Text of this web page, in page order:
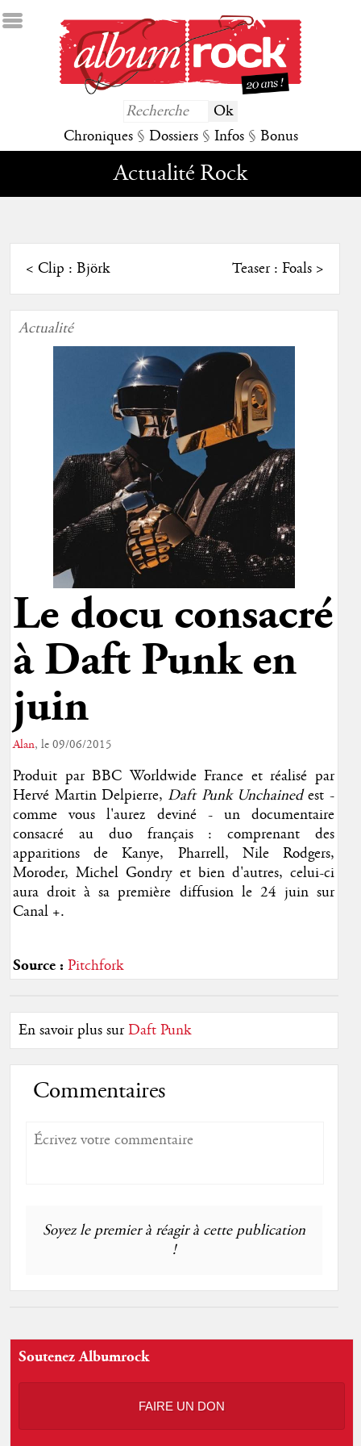
Chroniques § Dossiers § Infos § Bonus
Actualité Rock
< Clip : Björk Teaser : Foals>
Actualité
Le docu consacré
à Daft Punk en
juin
Alan, le 09/06/2015
Produit par BBC Worldwide France et réalisé par
Hervé Martin Delpierre, Daft Punk Unchainedest -
comme vous l'aurez deviné - un documentaire
consacré au duo français : comprenant des
apparitions de Kanye, Pharrell, Nile Rodgers,
Moroder, Michel Gondry et bien d'autres, celui-ci
aura droit à sa première diffusion le 24 juin sur
Canal +.
Source : Pitchfork
En savoir plus surDaft Punk
Commentaires
Soyez le premier à réagir à cette publication
!
Soutenez Albumrock
FAIRE UN DON